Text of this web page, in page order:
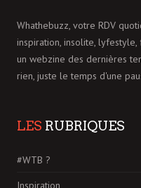
Whathebuzz, votre RDV
inspiration, insolite, lyfestyle,
un webzine des dernières
rien, juste le temps d'une
LES RUBRIQUES
#WTB ?
Inspiration